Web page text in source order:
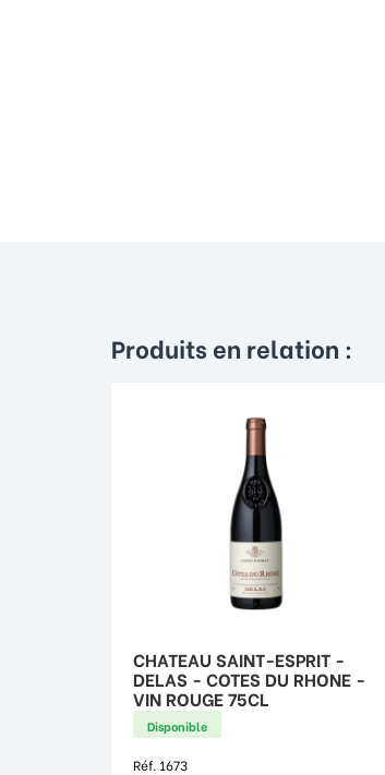
Produits en relation :
CHATEAU SAINT-ESPRIT -
DELAS - COTES DU RHONE -
VIN ROUGE 75CL
Disponible
Réf. 1673